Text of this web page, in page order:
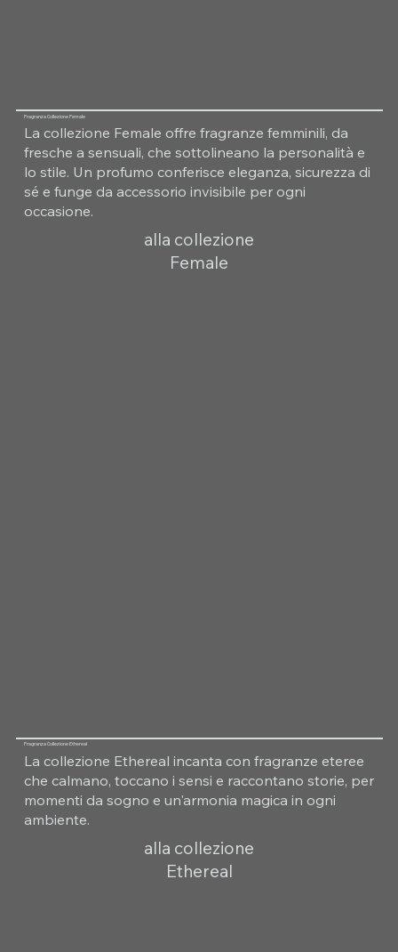
Fragranza Collezione Female
La collezione Female offre fragranze femminili, da
fresche a sensuali, che sottolineano la personalità e
lo stile. Un profumo conferisce eleganza, sicurezza di
sé e funge da accessorio invisibile per ogni
occasione.
alla collezione
Female
Fragranza Collezione Ethereal
La collezione Ethereal incanta con fragranze eteree
che calmano, toccano i sensi e raccontano storie, per
momenti da sogno e un'armonia magica in ogni
ambiente.
alla collezione
Ethereal